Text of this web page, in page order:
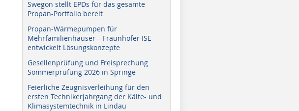
Swegon stellt EPDs für das gesamte
Propan-Portfolio bereit
Propan-Wärmepumpen für
Mehrfamilienhäuser – Fraunhofer ISE
entwickelt Lösungskonzepte
Gesellenprüfung und Freisprechung
Sommerprüfung 2026 in Springe
Feierliche Zeugnisverleihung für den
ersten Technikerjahrgang der Kälte- und
Klimasystemtechnik in Lindau